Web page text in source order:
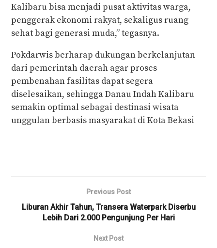
Kalibaru bisa menjadi pusat aktivitas warga,
penggerak ekonomi rakyat, sekaligus ruang
sehat bagi generasi muda,” tegasnya.
Pokdarwis berharap dukungan berkelanjutan
dari pemerintah daerah agar proses
pembenahan fasilitas dapat segera
diselesaikan, sehingga Danau Indah Kalibaru
semakin optimal sebagai destinasi wisata
unggulan berbasis masyarakat di Kota Bekasi
Previous Post
Liburan Akhir Tahun, Transera Waterpark Diserbu
Lebih Dari 2.000 Pengunjung Per Hari
Next Post